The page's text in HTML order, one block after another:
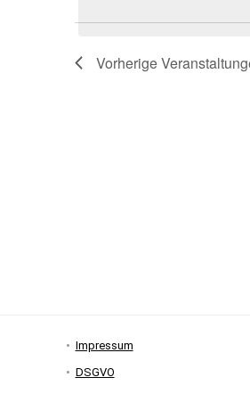
Vorherige
Impressum
DSGVO